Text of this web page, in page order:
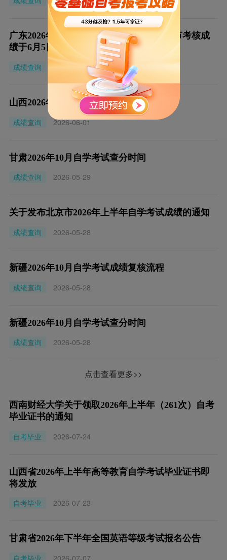
广东2026年上半年自学考试实践性学习环节考核成
绩于6月5日公布
成绩查询
2026-06-04
山西2026年10月自学考试查分时间
成绩查询
2026-06-01
甘肃2026年10月自学考试查分时间
成绩查询
2026-05-29
关于发布北京市2026年上半年自学考试成绩的通知
成绩查询
2026-05-28
新疆2026年10月自学考试成绩复核流程
成绩查询
2026-05-28
新疆2026年10月自学考试查分时间
成绩查询
2026-05-28
点击查看更多>>
西南财经大学关于领取2026年上半年（261次）自考
毕业证书的通知
自考毕业
2026-07-24
山西省2026年上半年高等教育自学考试毕业证书即
将发放
自考毕业
2026-07-23
甘肃省2026年下半年全国英语等级考试报名公告
自考毕业
2026-07-07